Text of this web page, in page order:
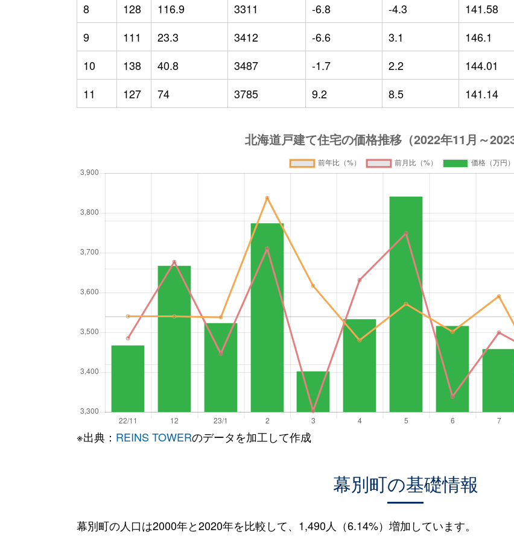
8
128 116.9 3311 -6.8 -4.3 141.58
9
111 23.3 3412 -6.6 3.1 146.1
10
138 40.8 3487 -1.7 2.2 144.01
11
127 74 3785 9.2 8.5 141.14
※出典： REINS TOWERのデータを加工して作成
幕別町の基礎情報
幕別町の人口は2000年と2020年を比較して、1,490人（6.14%）増加しています。